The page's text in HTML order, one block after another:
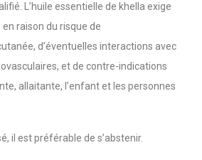
L’huile essentielle de khella exige
raison du risque de
d’éventuelles interactions avec
et de contre-indications
allaitante, l’enfant et les personnes
il est préférable de s’abstenir.